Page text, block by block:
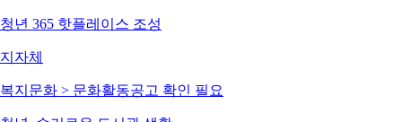
청년 365 핫플레이스 조성
지자체
복지문화 > 문화활동공고 확인 필요